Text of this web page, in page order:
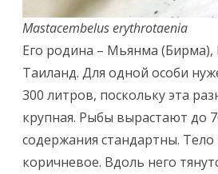
Mastacembelus erythrotaenia
Его родина – Мьянма (Бирма),
Таиланд. Для одной особи
300 литров, поскольку эта
крупная. Рыбы вырастают до
содержания стандартны.
коричневое. Вдоль него